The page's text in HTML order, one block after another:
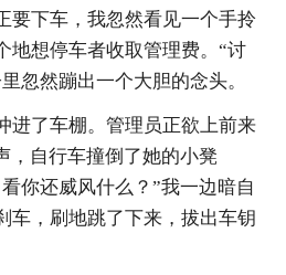
要下车，我忽然看见一个手拎
地想停车者收取管理费。“讨
忽然蹦出一个大胆的念头。
进了车棚。管理员正欲上前来
，自行车撞倒了她的小凳
你还威风什么？”我一边暗自
车，刷地跳了下来，拔出车钥